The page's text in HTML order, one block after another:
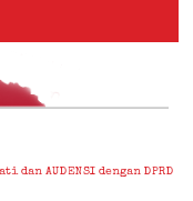
dan AUDENSI dengan DPRD